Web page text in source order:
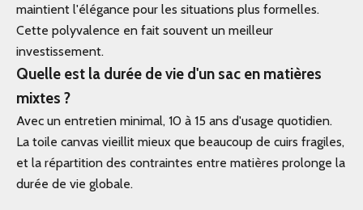
maintient l'élégance pour les situations plus formelles.
Cette polyvalence en fait souvent un meilleur
investissement.
Quelle est la durée de vie d'un sac en matières
mixtes ?
Avec un entretien minimal, 10 à 15 ans d'usage quotidien.
La toile canvas vieillit mieux que beaucoup de cuirs fragiles,
et la répartition des contraintes entre matières prolonge la
durée de vie globale.